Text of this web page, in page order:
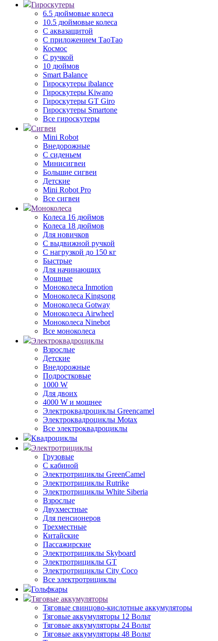
Гироскутеры
6.5 дюймовые колеса
10.5 дюймовые колеса
С аквазащитой
С приложением ТаоТао
Космос
С ручкой
10 дюймов
Smart Balance
Гироскутеры ibalance
Гироскутеры Kiwano
Гироскутеры GT Giro
Гироскутеры Smartone
Все гироскутеры
Сигвеи
Mini Robot
Внедорожные
С сиденьем
Минисигвеи
Большие сигвеи
Детские
Mini Robot Pro
Все сигвеи
Моноколеса
Колеса 16 дюймов
Колеса 18 дюймов
Для новичков
С выдвижной ручкой
С нагрузкой до 150 кг
Быстрые
Для начинающих
Мощные
Моноколеса Inmotion
Моноколеса Kingsong
Моноколеса Gotway
Моноколеса Airwheel
Моноколеса Ninebot
Все моноколеса
Электроквадроциклы
Взрослые
Детские
Внедорожные
Подростковые
1000 W
Для двоих
4000 W и мощнее
Электроквадроциклы Greencamel
Электроквадроциклы Motax
Все электроквадроциклы
Квадроциклы
Электротрициклы
Грузовые
С кабиной
Электротрициклы GreenCamel
Электротрициклы Rutrike
Электротрициклы White Siberia
Взрослые
Двухместные
Для пенсионеров
Трехместные
Китайские
Пассажирские
Электротрициклы Skyboard
Электротрициклы GT
Электротрициклы City Coco
Все электротрициклы
Гольфкары
Тяговые аккумуляторы
Тяговые свинцово-кислотные аккумуляторы
Тяговые аккумуляторы 12 Вольт
Тяговые аккумуляторы 24 Вольт
Тяговые аккумуляторы 48 Вольт